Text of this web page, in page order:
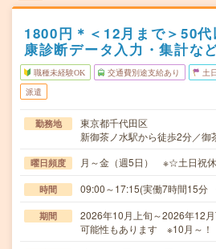
1800円＊＜12月まで＞50
康診断データ入力・集計な
職種未経験OK 交通費別途支給あり 土
派遣
勤務地
東京都千代田区
新御茶ノ水駅から徒歩2分／御
曜日頻度 月～金（週5日） ※☆土日祝
時間 09:00～17:15(実働7時間15分
期間
2026年10月上旬～2026年
可能性もあります ※10月～！